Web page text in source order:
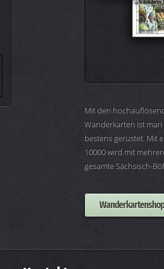
Mit den
Wanderkarten ist
bestens gerüstet. Mit
10000 wird mit
gesamte Sächsisch-
Wanderkartenshop